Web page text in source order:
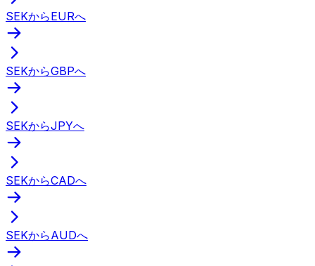
SEKからEURへ
SEKからGBPへ
SEKからJPYへ
SEKからCADへ
SEKからAUDへ